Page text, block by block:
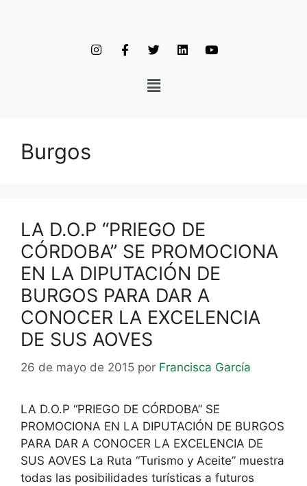
Burgos
LA D.O.P “PRIEGO DE
CÓRDOBA” SE PROMOCIONA
EN LA DIPUTACIÓN DE
BURGOS PARA DAR A
CONOCER LA EXCELENCIA
DE SUS AOVES
26 de mayo de 2015 por Francisca García
LA D.O.P “PRIEGO DE CÓRDOBA” SE
PROMOCIONA EN LA DIPUTACIÓN DE BURGOS
PARA DAR A CONOCER LA EXCELENCIA DE
SUS AOVES La Ruta “Turismo y Aceite” muestra
todas las posibilidades turísticas a futuros